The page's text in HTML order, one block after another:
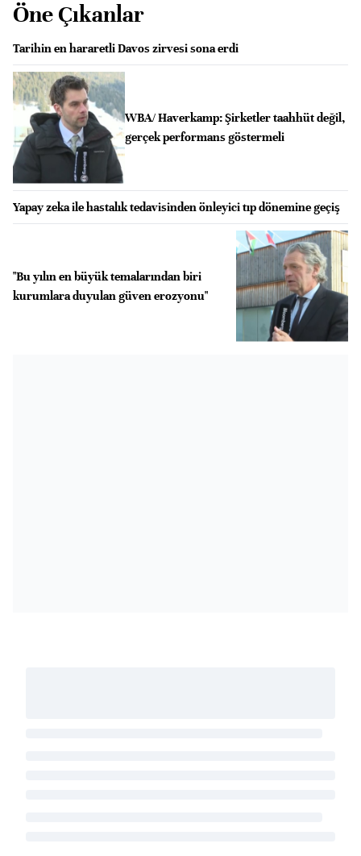
Öne Çıkanlar
Tarihin en hararetli Davos zirvesi sona erdi
WBA/ Haverkamp: Şirketler taahhüt değil,
gerçek performans göstermeli
Yapay zeka ile hastalık tedavisinden önleyici tıp dönemine geçiş
"Bu yılın en büyük temalarından biri
kurumlara duyulan güven erozyonu"